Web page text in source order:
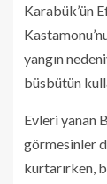
Karabük’ün
yangın
büsbütün
Evleri yanan
görmesinler
kurtarırken,